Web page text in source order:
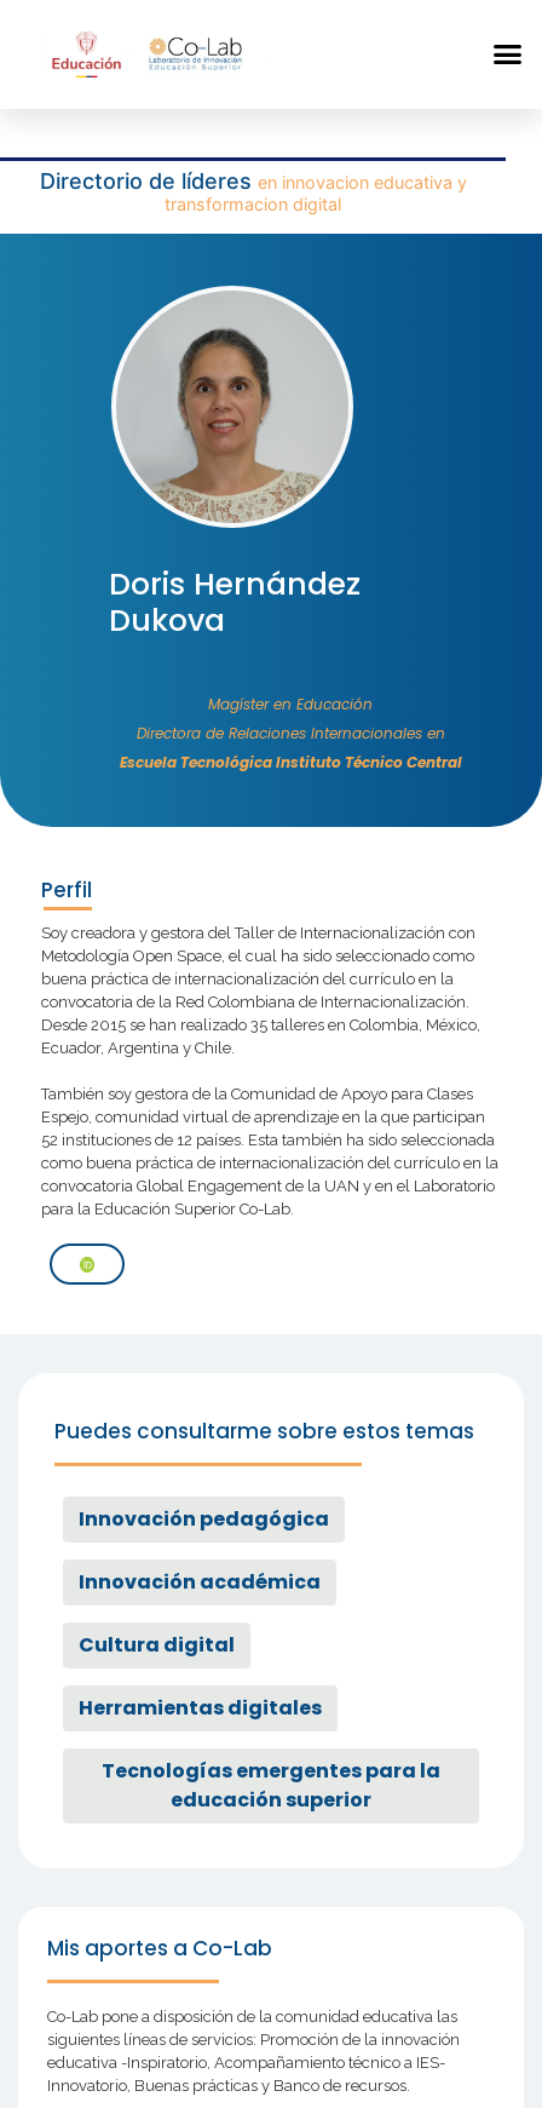
Directorio de líderes en innovacion educativa y
transformacion digital
Doris Hernández
Dukova
Magíster en Educación
Directora de Relaciones Internacionales en
Escuela Tecnológica Instituto Técnico Central
Perfil
Soy creadora y gestora del Taller de Internacionalización con
Metodología Open Space, el cual ha sido seleccionado como
buena práctica de internacionalización del currículo en la
convocatoria de la Red Colombiana de Internacionalización.
Desde 2015 se han realizado 35 talleres en Colombia, México,
Ecuador, Argentina y Chile.
También soy gestora de la Comunidad de Apoyo para Clases
Espejo, comunidad virtual de aprendizaje en la que participan
52 instituciones de 12 países. Esta también ha sido seleccionada
como buena práctica de internacionalización del currículo en la
convocatoria Global Engagement de la UAN y en el Laboratorio
para la Educación Superior Co-Lab.
Puedes consultarme sobre estos temas
Innovación pedagógica
Innovación académica
Cultura digital
Herramientas digitales
Tecnologías emergentes para la
educación superior
Mis aportes a Co-Lab
Co-Lab pone a disposición de la comunidad educativa las
siguientes líneas de servicios: Promoción de la innovación
educativa -Inspiratorio, Acompañamiento técnico a IES-
Innovatorio, Buenas prácticas y Banco de recursos.